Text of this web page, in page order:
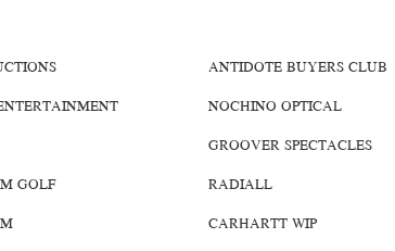
GOLF
ANTIDOTE BUYERS CLUB
NOCHINO OPTICAL
GROOVER SPECTACLES
RADIALL
CARHARTT WIP